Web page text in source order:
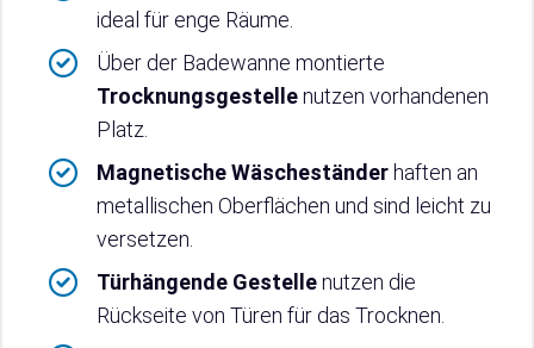
ideal für enge Räume.
Über der Badewanne montierte
Trocknungsgestellenutzen vorhandenen
Platz.
Magnetische Wäscheständer haften an
metallischen Oberflächen und sind leicht zu
versetzen.
Türhängende Gestellenutzen die
Rückseite von Türen für das Trocknen.